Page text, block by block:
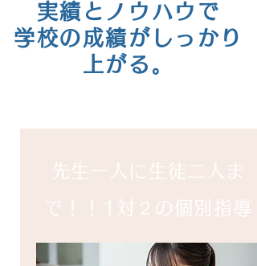
実績とノウハウで
学校の成績がしっかり
上がる。
先生一人に生徒二人ま
で！！1対２の個別指導